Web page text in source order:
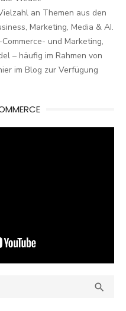
an Themen aus den
Marketing, Media & AI.
und Marketing,
– häufig im Rahmen von
im Blog zur Verfügung
